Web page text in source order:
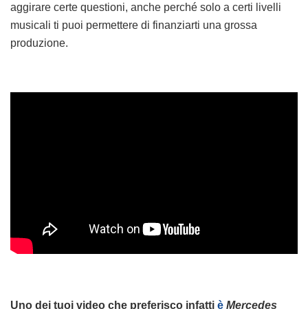
aggirare certe questioni, anche perché solo a certi livelli
musicali ti puoi permettere di finanziarti una grossa
produzione.
Uno dei tuoi video che preferisco infatti è Mercedes